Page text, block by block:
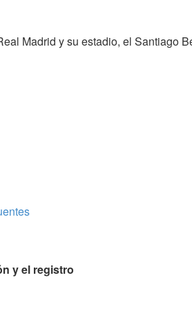
Madrid y su estadio, el Santiago
y el registro